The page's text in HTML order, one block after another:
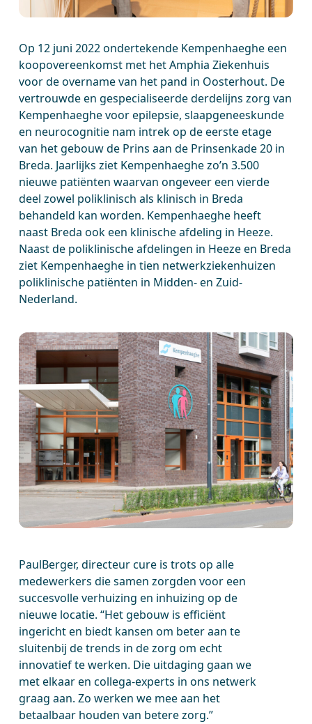
Op 12 juni 2022 ondertekende Kempenhaeghe een
koopovereenkomst met het Amphia Ziekenhuis
voor de overname van het pand in Oosterhout. De
vertrouwde en gespecialiseerde derdelijns zorg van
Kempenhaeghe voor epilepsie, slaapgeneeskunde
en neurocognitie nam intrek op de eerste etage
van het gebouw de Prins aan de Prinsenkade 20 in
Breda. Jaarlijks ziet Kempenhaeghe zo’n 3.500
nieuwe patiënten waarvan ongeveer een vierde
deel zowel poliklinisch als klinisch in Breda
behandeld kan worden. Kempenhaeghe heeft
naast Breda ook een klinische afdeling in Heeze.
Naast de poliklinische afdelingen in Heeze en Breda
ziet Kempenhaeghe in tien netwerkziekenhuizen
poliklinische patiënten in Midden- en Zuid-
Nederland.
PaulBerger, directeur cure is trots op alle
medewerkers die samen zorgden voor een
succesvolle verhuizing en inhuizing op de
nieuwe locatie. “Het gebouw is efficiënt
ingericht en biedt kansen om beter aan te
sluitenbij de trends in de zorg om echt
innovatief te werken. Die uitdaging gaan we
met elkaar en collega-experts in ons netwerk
graag aan. Zo werken we mee aan het
betaalbaar houden van betere zorg.”